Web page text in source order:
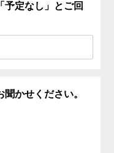
予定なし」とご回
かせください。